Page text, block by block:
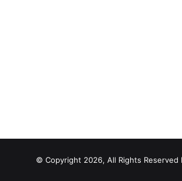
© Copyright 2026, All Rights Reserved